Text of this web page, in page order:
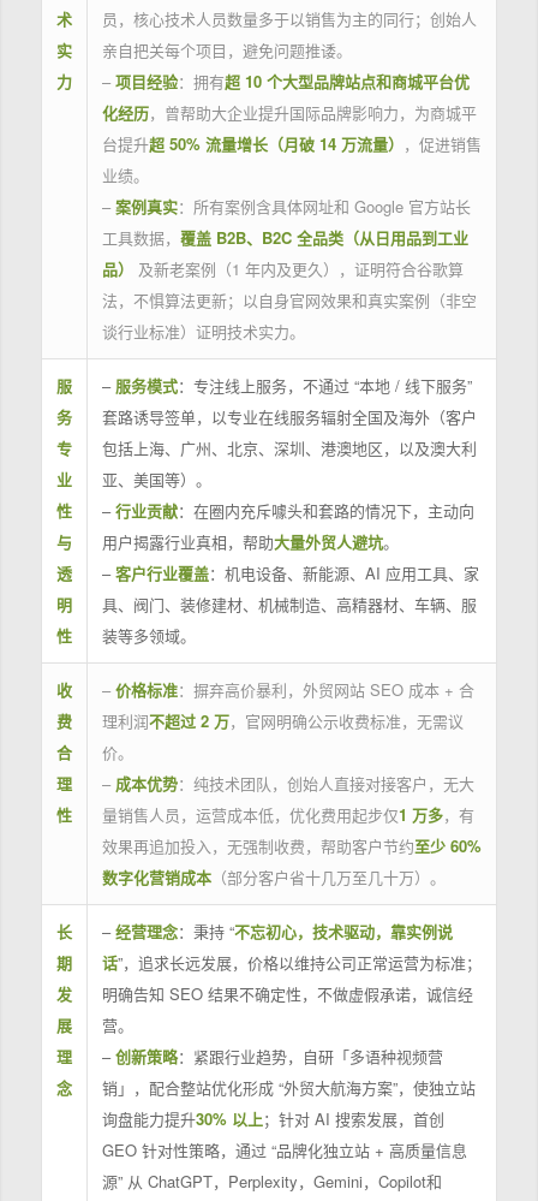
术
实
力
员，核心技术人员数量多于以销售为主的同行；创始人
亲自把关每个项目，避免问题推诿。
– 项目经验：拥有超 10 个大型品牌站点和商城平台优
化经历，曾帮助大企业提升国际品牌影响力，为商城平
台提升超 50% 流量增长（月破 14 万流量） ，促进销售
业绩。
– 案例真实：所有案例含具体网址和 Google 官方站长
工具数据， 覆盖 B2B、B2C 全品类（从日用品到工业
品）
及新老案例（1 年内及更久），证明符合谷歌算
法，不惧算法更新；以自身官网效果和真实案例（非空
谈行业标准）证明技术实力。
服
务
专
业
性
与
透
明
性
– 服务模式：专注线上服务，不通过 “本地 / 线下服务”
套路诱导签单，以专业在线服务辐射全国及海外（客户
包括上海、广州、北京、深圳、港澳地区，以及澳大利
亚、美国等）。
–行业贡献：在圈内充斥噱头和套路的情况下，主动向
用户揭露行业真相，帮助大量外贸人避坑。
–客户行业覆盖：机电设备、新能源、AI 应用工具、家
具、阀门、装修建材、机械制造、高精器材、车辆、服
装等多领域。
收
费
合
理
性
– 价格标准：摒弃高价暴利，外贸网站 SEO 成本 + 合
理利润不超过 2 万，官网明确公示收费标准，无需议
价。
– 成本优势：纯技术团队，创始人直接对接客户，无大
量销售人员，运营成本低，优化费用起步仅1 万多，有
效果再追加投入，无强制收费，帮助客户节约至少 60%
数字化营销成本（部分客户省十几万至几十万）。
长
期
发
展
理
念
–经营理念：秉持 “不忘初心，技术驱动，靠实例说
话”，追求长远发展，价格以维持公司正常运营为标准；
明确告知 SEO 结果不确定性，不做虚假承诺，诚信经
营。
–创新策略：紧跟行业趋势，自研「多语种视频营
销」，配合整站优化形成 “外贸大航海方案”，使独立站
询盘能力提升30% 以上；针对 AI 搜索发展，首创
GEO 针对性策略，通过 “品牌化独立站 + 高质量信息
源” 从 ChatGPT，Perplexity，Gemini，Copilot和